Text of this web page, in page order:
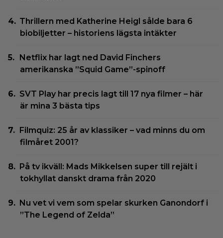
Thrillern med Katherine Heigl sålde bara 6
biobiljetter – historiens lägsta intäkter
Netflix har lagt ned David Finchers
amerikanska ”Squid Game”-spinoff
SVT Play har precis lagt till 17 nya filmer – här
är mina 3 bästa tips
Filmquiz: 25 år av klassiker – vad minns du om
filmåret 2001?
På tv ikväll: Mads Mikkelsen super till rejält i
tokhyllat danskt drama från 2020
Nu vet vi vem som spelar skurken Ganondorf i
”The Legend of Zelda”